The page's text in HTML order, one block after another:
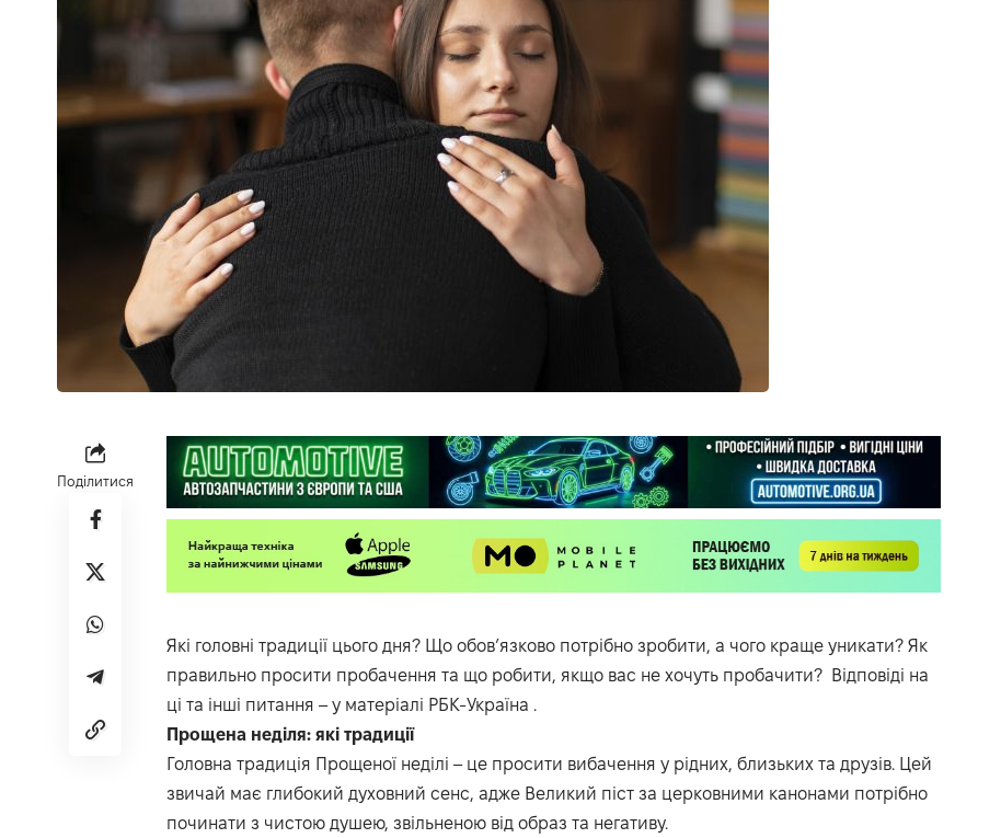
Поділитися
Які головні традиції цього дня? Що обов’язково потрібно зробити, а чого краще уникати? Як
правильно просити пробачення та що робити, якщо вас не хочуть пробачити? Відповіді на
ці та інші питання – у матеріалі РБК-Україна .
Прощена неділя: які традиції
Головна традиція Прощеної неділі – це просити вибачення у рідних, близьких та друзів. Цей
звичай має глибокий духовний сенс, адже Великий піст за церковними канонами потрібно
починати з чистою душею, звільненою від образ та негативу.